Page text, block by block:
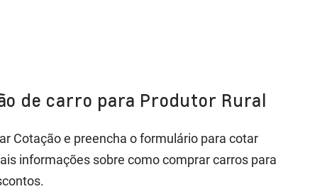
de carro para Produtor Rural
Cotação e preencha o formulário para cotar
informações sobre como comprar carros para